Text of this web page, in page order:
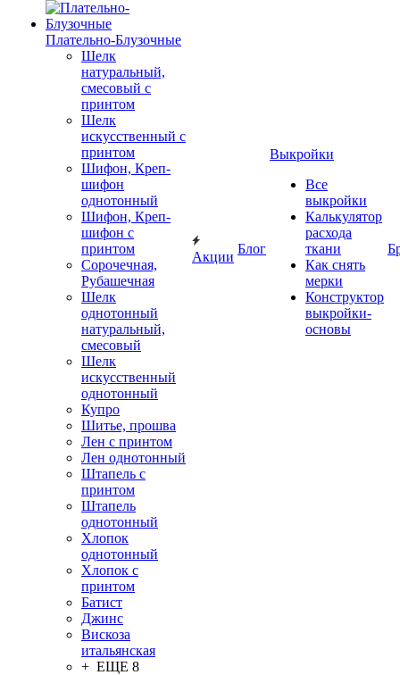
Плательно-Блузочные
Шелк
натуральный,
смесовый с
принтом
Шелк
искусственный с
принтом
Шифон, Креп-
шифон
однотонный
Шифон, Креп-
шифон с
принтом
Сорочечная,
Рубашечная
Шелк
однотонный
натуральный,
смесовый
Шелк
искусственный
однотонный
Купро
Шитье, прошва
Лен с принтом
Лен однотонный
Штапель с
принтом
Штапель
однотонный
Хлопок
однотонный
Хлопок с
принтом
Батист
Джинс
Вискоза
итальянская
+ ЕЩЕ 8
Акции
Блог
Выкройки
Все
выкройки
Калькулятор
расхода
ткани
Как снять
мерки
Конструктор
выкройки-
основы